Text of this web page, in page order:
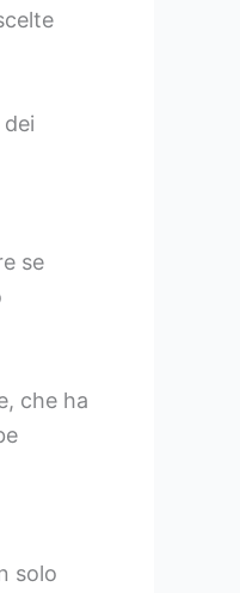
se
che ha
solo